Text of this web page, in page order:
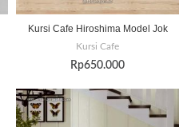
Kursi Cafe Hiroshima Model Jok
Kursi Cafe
Rp650.000